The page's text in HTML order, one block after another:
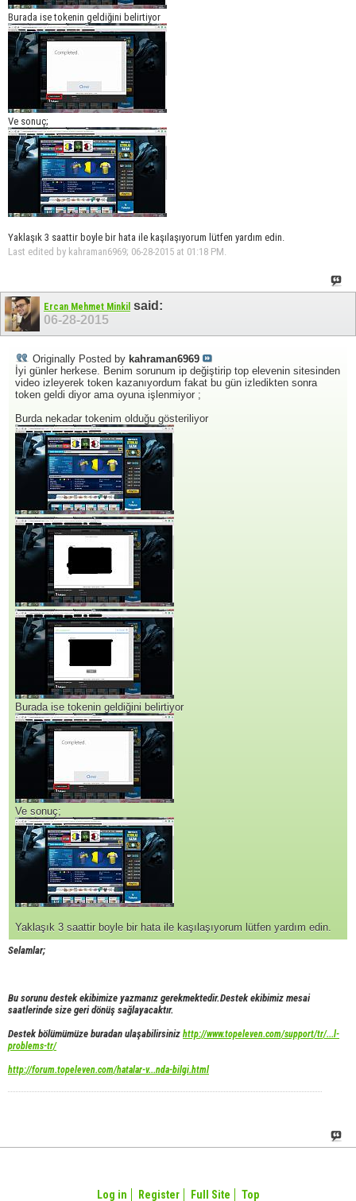
Burada ise tokenin geldiğini belirtiyor
Ve sonuç;
Yaklaşık 3 saattir boyle bir hata ile kaşılaşıyorum lütfen yardım edin.
Last edited by kahraman6969; 06-28-2015 at 01:18 PM
Ercan Mehmet Minkil said:
06-28-2015
Originally Posted by kahraman6969
İyi günler herkese. Benim sorunum ip değiştirip top elevenin sitesinden
video izleyerek token kazanıyordum fakat bu gün izledikten sonra
token geldi diyor ama oyuna işlenmiyor ;
Burda nekadar tokenim olduğu gösteriliyor
Burada ise tokenin geldiğini belirtiyor
Ve sonuç;
Yaklaşık 3 saattir boyle bir hata ile kaşılaşıyorum lütfen yardım edin.
Selamlar;
Bu sorunu destek ekibimize yazmanız gerekmektedir.Destek ekibimiz mesai
saatlerinde size geri dönüş sağlayacaktır.
Destek bölümümüze buradan ulaşabilirsiniz http://www.topeleven.com/support/tr/...l-
problems-tr/
http://forum.topeleven.com/hatalar-v...nda-bilgi.html
Log in Register Full Site Top